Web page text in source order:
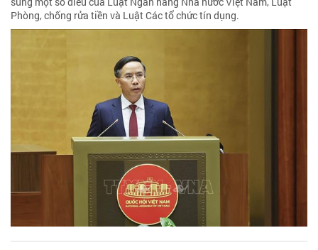
Phòng, chống rửa tiền và Luật Các tổ chức tín dụng.